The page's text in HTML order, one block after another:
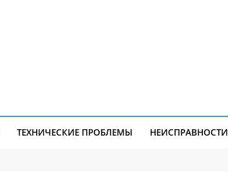
ТЕХНИЧЕСКИЕ ПРОБЛЕМЫ НЕИСПРАВНОСТИ